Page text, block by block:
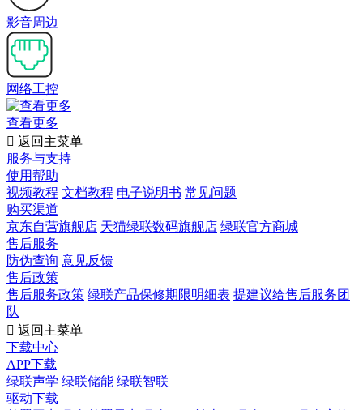
影音周边
网络工控
查看更多
 返回主菜单
服务与支持
使用帮助
视频教程 文档教程 电子说明书 常见问题
购买渠道
京东自营旗舰店 天猫绿联数码旗舰店 绿联官方商城
售后服务
防伪查询 意见反馈
售后政策
售后服务政策 绿联产品保修期限明细表 提建议给售后服务团
队
 返回主菜单
下载中心
APP下载
绿联声学 绿联储能 绿联智联
驱动下载